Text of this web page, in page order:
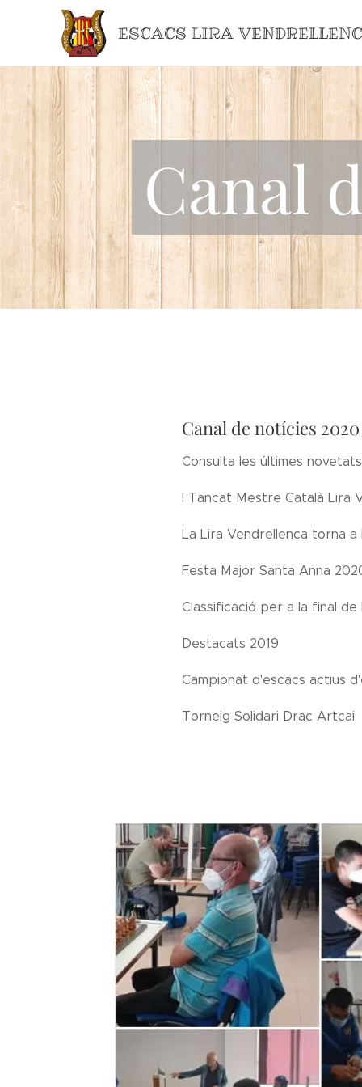
ESCACS LIRA
Canal
Canal de notícies 2020
Consulta les últimes
I Tancat Mestre Català Lira
La Lira Vendrellenca torna a
Festa Major Santa Anna
Classificació per a la final
Destacats 2019
Campionat d'escacs actius
Torneig Solidari Drac Artcai